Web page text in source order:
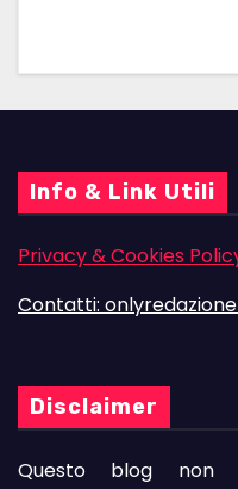
Info & Link Utili
Privacy & Cookies
Contatti:
Disclaimer
Questo blog non